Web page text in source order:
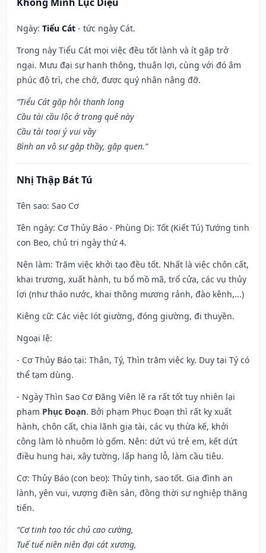
Ngày: Tiểu Cát - tức ngày Cát.
Trong này Tiểu Cát mọi việc đều tốt lành và ít gặp trở
ngại. Mưu đại sự hanh thông, thuận lợi, cùng với đó âm
phúc độ trì, che chở, được quý nhân nâng đỡ.
“Tiểu Cát gặp hội thanh long
Cầu tài cầu lộc ở trong quẻ này
Cầu tài toại ý vui vầy
Bình an vô sự gặp thầy, gặp quen.”
Nhị Thập Bát Tú
Tên sao: Sao Cơ
Tên ngày: Cơ Thủy Báo - Phùng Dị: Tốt (Kiết Tú) Tướng tinh
con Beo, chủ trị ngày thứ 4.
Nên làm: Trăm việc khởi tạo đều tốt. Nhất là việc chôn cất,
khai trương, xuất hành, tu bổ mồ mã, trổ cửa, các vụ thủy
lợi (như tháo nước, khai thông mương rảnh, đào kênh,...)
Kiêng cữ: Các việc lót giường, đóng giường, đi thuyền.
Ngoại lệ:
- Cơ Thủy Báo tại: Thân, Tý, Thìn trăm việc kỵ. Duy tại Tý có
thể tạm dùng.
- Ngày Thìn Sao Cơ Đăng Viên lẽ ra rất tốt tuy nhiên lại
phạm Phục Đoạn. Bởi phạm Phục Đoạn thì rất kỵ xuất
hành, chôn cất, chia lãnh gia tài, các vụ thừa kế, khởi
công làm lò nhuộm lò gốm. Nên: dứt vú trẻ em, kết dứt
điều hung hại, xây tường, lấp hang lỗ, làm cầu tiêu.
Cơ: Thủy Báo (con beo): Thủy tinh, sao tốt. Gia đình an
lành, yên vui, vượng điền sản, đồng thời sự nghiệp thăng
tiến.
“Cơ tinh tạo tác chủ cao cường,
Tuế tuế niên niên đại cát xương,